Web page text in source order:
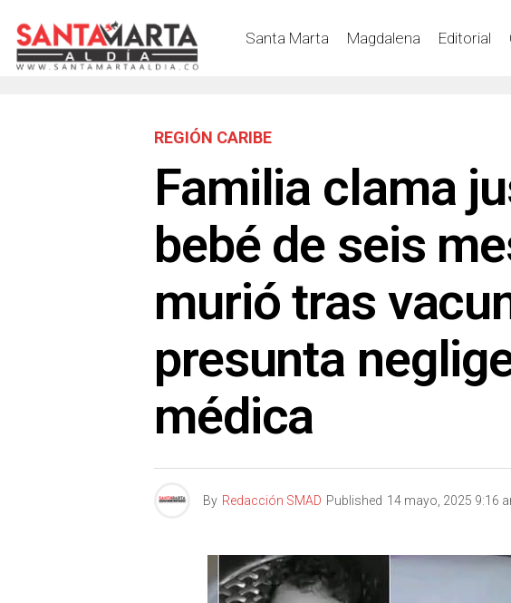
Santa Marta Magdalena Editorial
REGIÓN CARIBE
Familia clama
bebé de seis
murió tras
presunta
médica
By Redacción SMAD Published 14 mayo, 2025 9:16